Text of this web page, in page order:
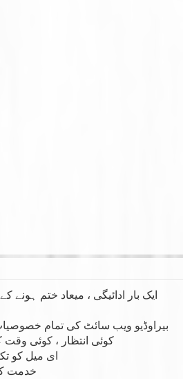
2 بیراوڈیو ویب سائٹ کی تمام
3 کوئی انتظار ، کوئی
4 ای میل کو
5. خدمت